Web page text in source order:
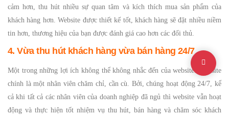
cảm hơn, thu hút nhiều sự quan tâm và kích thích mua sản phẩm của
khách hàng hơn. Website được thiết kế tốt, khách hàng sẽ đặt nhiều niềm
tin hơn, thương hiệu của bạn được đánh giá cao hơn các đối thủ.
4. Vừa thu hút khách hàng vừa bán hàng 24/7
Một trong những lợi ích không thể không nhắc đến của website: Website
chính là một nhân viên chăm chỉ, cần cù. Bởi, chúng hoạt động 24/7, kể
cả khi tất cả các nhân viên của doanh nghiệp đã ngủ thì website vẫn hoạt
động và thực hiện tốt nhiệm vụ thu hút, bán hàng và chăm sóc khách